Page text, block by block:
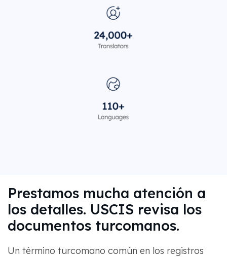
Prestamos mucha atención a
los detalles. USCIS revisa los
documentos turcomanos.
Un término turcomano común en los registros